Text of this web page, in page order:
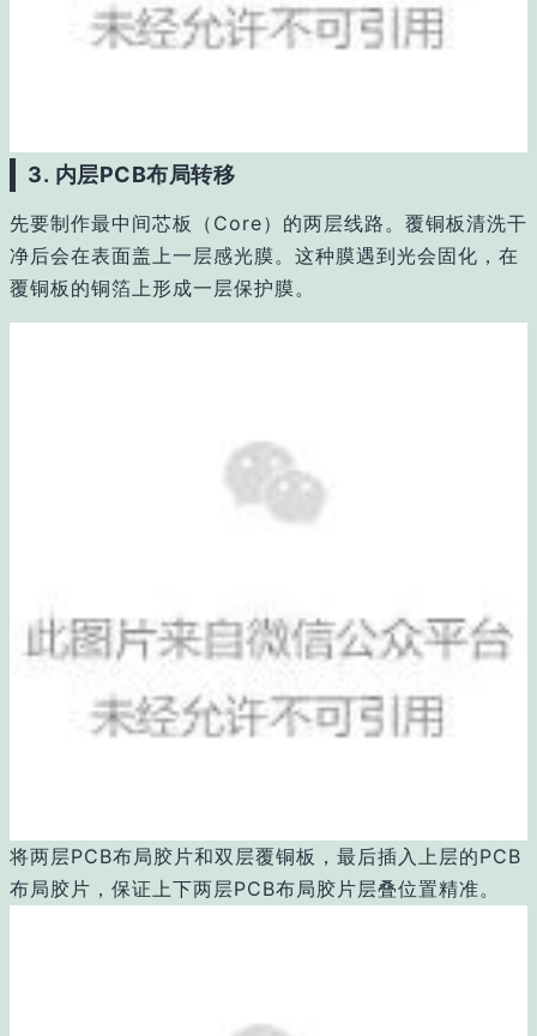
3. 内层PCB布局转移
先要制作最中间芯板（Core）的两层线路。 覆铜板清洗干
净后会在表面盖上一层感光膜。 这种膜遇到光会固化，在
覆铜板的铜箔上形成一层保护膜。
将两层PCB布局胶片和双层覆铜板，最后插入上层的PCB
布局胶片，保证上下两层PCB布局胶片层叠位置精准。